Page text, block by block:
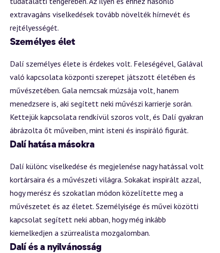
extravagáns viselkedések tovább növelték hírnevét és
rejtélyességét.
Személyes élet
Dalí személyes élete is érdekes volt. Feleségével, Galával
való kapcsolata központi szerepet játszott életében és
művészetében. Gala nemcsak múzsája volt, hanem
menedzsere is, aki segített neki művészi karrierje során.
Kettejük kapcsolata rendkívül szoros volt, és Dalí gyakran
ábrázolta őt műveiben, mint isteni és inspiráló figurát.
Dalí hatása másokra
Dalí különc viselkedése és megjelenése nagy hatással volt
kortársaira és a művészeti világra. Sokakat inspirált azzal,
hogy merész és szokatlan módon közelítette meg a
művészetet és az életet. Személyisége és művei közötti
kapcsolat segített neki abban, hogy még inkább
kiemelkedjen a szürrealista mozgalomban.
Dalí és a nyilvánosság